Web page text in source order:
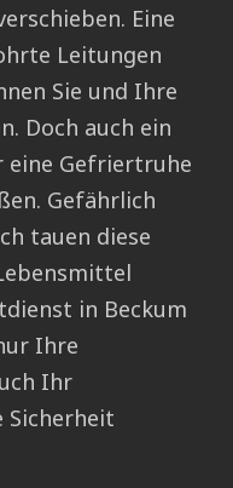
Eine
Leitungen
Sie und Ihre
Doch auch ein
eine Gefriertruhe
Gefährlich
tauen diese
in Beckum
Ihre
Ihr
Sicherheit